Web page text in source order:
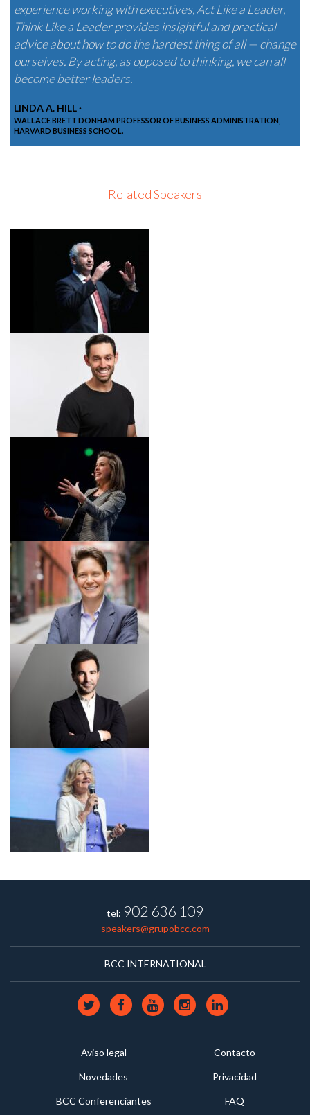
experience working with executives, Act Like a Leader,
Think Like a Leader provides insightful and practical
advice about how to do the hardest thing of all — change
ourselves. By acting, as opposed to thinking, we can all
become better leaders.
LINDA A. HILL ·
WALLACE BRETT DONHAM PROFESSOR OF BUSINESS ADMINISTRATION,
HARVARD BUSINESS SCHOOL.
Related Speakers
tel: 902 636 109
speakers@grupobcc.com
BCC INTERNATIONAL
Aviso legal Contacto
Novedades Privacidad
BCC Conferenciantes FAQ